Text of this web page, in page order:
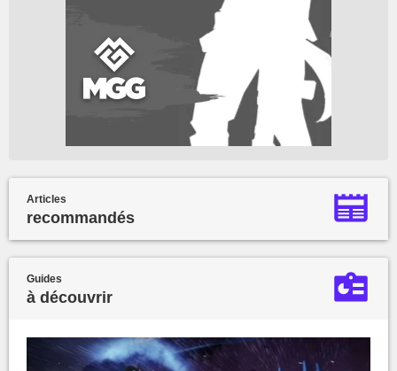
Articles
recommandés
Guides
à découvrir